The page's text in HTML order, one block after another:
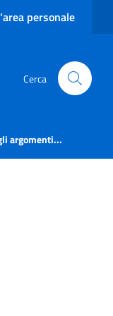
personale
comunementana
www.youtube.com/
Cerca
argomenti...